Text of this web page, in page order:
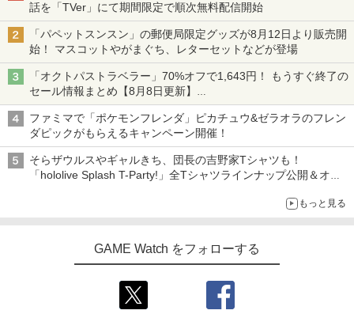
話を「TVer」にて期間限定で順次無料配信開始
「パペットスンスン」の郵便局限定グッズが8月12日より販売開
始！ マスコットやがまぐち、レターセットなどが登場
「オクトパストラベラー」70%オフで1,643円！ もうすぐ終了の
セール情報まとめ【8月8日更新】
ニンテンドーeショップでは「大神 絶景版」が67%オフで990円
ファミマで「ポケモンフレンダ」ピカチュウ&ゼラオラのフレン
ダピックがもらえるキャンペーン開催！
そらザウルスやギャルきち、団長の吉野家Tシャツも！
「hololive Splash T-Party!」全Tシャツラインナップ公開＆オン
もっと見る
GAME Watch をフォローする